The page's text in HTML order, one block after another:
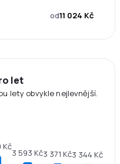
od11 024 Kč
let
lety obvykle nejlevnější.
Kč
3 593 Kč3 371 Kč3 344 Kč